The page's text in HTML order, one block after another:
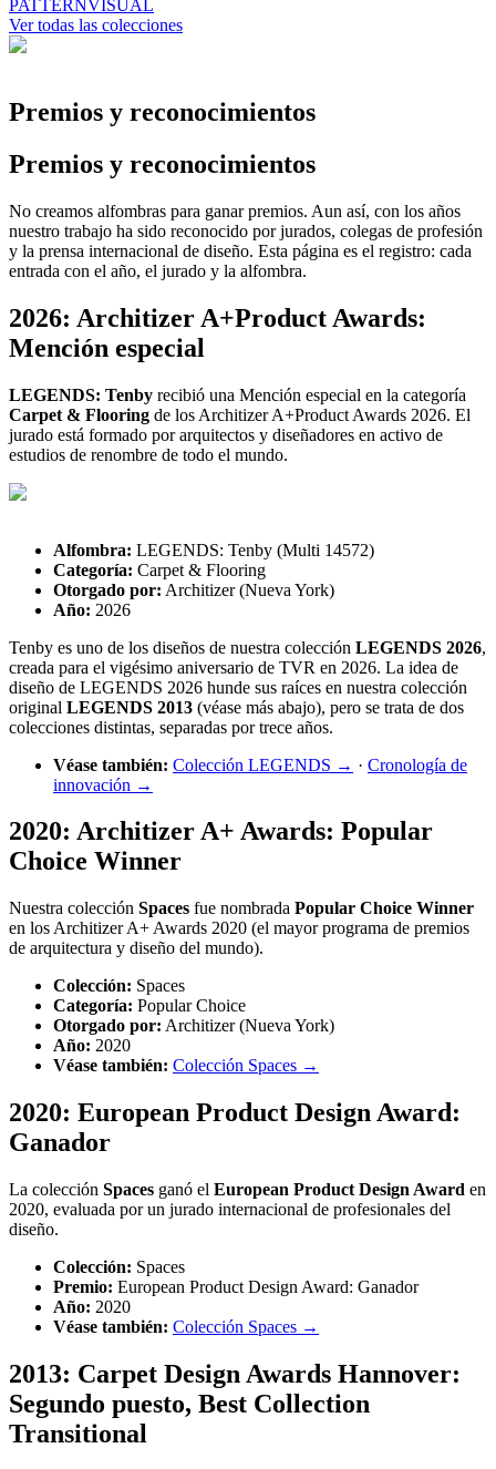
PATTERNVISUAL
Ver todas las colecciones
Premios y reconocimientos
Premios y reconocimientos
No creamos alfombras para ganar premios. Aun así, con los años
nuestro trabajo ha sido reconocido por jurados, colegas de profesión
y la prensa internacional de diseño. Esta página es el registro: cada
entrada con el año, el jurado y la alfombra.
2026: Architizer A+Product Awards:
Mención especial
LEGENDS: Tenby recibió una Mención especial en la categoría
Carpet & Flooring de los Architizer A+Product Awards 2026. El
jurado está formado por arquitectos y diseñadores en activo de
estudios de renombre de todo el mundo.
Alfombra: LEGENDS: Tenby (Multi 14572)
Categoría: Carpet & Flooring
Otorgado por: Architizer (Nueva York)
Año: 2026
Tenby es uno de los diseños de nuestra colección LEGENDS 2026,
creada para el vigésimo aniversario de TVR en 2026. La idea de
diseño de LEGENDS 2026 hunde sus raíces en nuestra colección
original LEGENDS 2013 (véase más abajo), pero se trata de dos
colecciones distintas, separadas por trece años.
Véase también: Colección LEGENDS → · Cronología de
innovación →
2020: Architizer A+ Awards: Popular
Choice Winner
Nuestra colección Spaces fue nombrada Popular Choice Winner
en los Architizer A+ Awards 2020 (el mayor programa de premios
de arquitectura y diseño del mundo).
Colección: Spaces
Categoría: Popular Choice
Otorgado por: Architizer (Nueva York)
Año: 2020
Véase también: Colección Spaces →
2020: European Product Design Award:
Ganador
La colección Spaces ganó el European Product Design Award en
2020, evaluada por un jurado internacional de profesionales del
diseño.
Colección: Spaces
Premio: European Product Design Award: Ganador
Año: 2020
Véase también: Colección Spaces →
2013: Carpet Design Awards Hannover:
Segundo puesto, Best Collection
Transitional